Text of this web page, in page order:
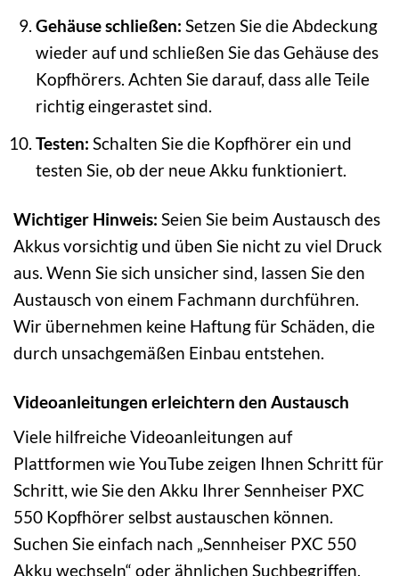
Gehäuse schließen: Setzen Sie die Abdeckung
wieder auf und schließen Sie das Gehäuse des
Kopfhörers. Achten Sie darauf, dass alle Teile
richtig eingerastet sind.
Testen: Schalten Sie die Kopfhörer ein und
testen Sie, ob der neue Akku funktioniert.
Wichtiger Hinweis: Seien Sie beim Austausch des
Akkus vorsichtig und üben Sie nicht zu viel Druck
aus. Wenn Sie sich unsicher sind, lassen Sie den
Austausch von einem Fachmann durchführen.
Wir übernehmen keine Haftung für Schäden, die
durch unsachgemäßen Einbau entstehen.
Videoanleitungen erleichtern den Austausch
Viele hilfreiche Videoanleitungen auf
Plattformen wie YouTube zeigen Ihnen Schritt für
Schritt, wie Sie den Akku Ihrer Sennheiser PXC
550 Kopfhörer selbst austauschen können.
Suchen Sie einfach nach „Sennheiser PXC 550
Akku wechseln“ oder ähnlichen Suchbegriffen,